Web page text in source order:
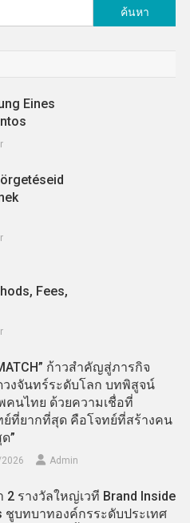
สำหรับ:
Eines
Fees,
ก้าวสำคัญสู่ภารกิจ
วงจันทร์ระดับโลก บทพิสูจน์
คนไทย ด้วยความเชื่อที่
ย์ที่ยากที่สุด คือโจทย์ที่สร้างคน
”
Admin
2 รางวัลใหญ่เวที Brand Inside
ชูบทบาทองค์กรระดับประเทศ